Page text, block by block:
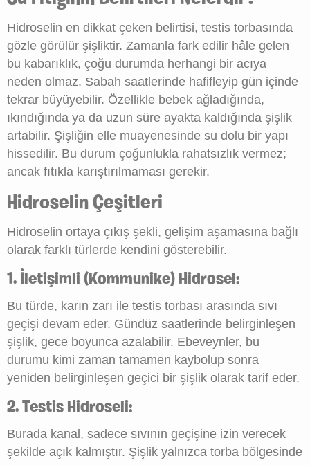
Hidroselin en dikkat çeken belirtisi, testis torbasında
gözle görülür şişliktir. Zamanla fark edilir hâle gelen
bu kabarıklık, çoğu durumda herhangi bir acıya
neden olmaz. Sabah saatlerinde hafifleyip gün içinde
tekrar büyüyebilir. Özellikle bebek ağladığında,
ıkındığında ya da uzun süre ayakta kaldığında şişlik
artabilir. Şişliğin elle muayenesinde su dolu bir yapı
hissedilir. Bu durum çoğunlukla rahatsızlık vermez;
ancak fıtıkla karıştırılmaması gerekir.
Hidroselin Çeşitleri
Hidroselin ortaya çıkış şekli, gelişim aşamasına bağlı
olarak farklı türlerde kendini gösterebilir.
1. İletişimli (Kommunike) Hidrosel:
Bu türde, karın zarı ile testis torbası arasında sıvı
geçişi devam eder. Gündüz saatlerinde belirginleşen
şişlik, gece boyunca azalabilir. Ebeveynler, bu
durumu kimi zaman tamamen kaybolup sonra
yeniden belirginleşen geçici bir şişlik olarak tarif eder.
2. Testis Hidroseli:
Burada kanal, sadece sıvının geçişine izin verecek
şekilde açık kalmıştır. Şişlik yalnızca torba bölgesinde